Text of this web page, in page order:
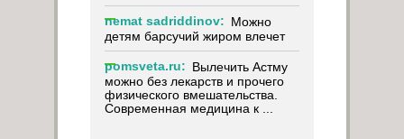
nemat sadriddinov: Можно
детям барсучий жиром влечет
pomsveta.ru: Вылечить Астму
можно без лекарств и прочего
физического вмешательства.
Современная медицина к ...